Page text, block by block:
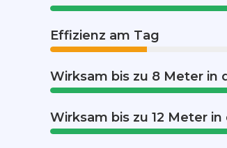
Effizienz am Tag
Wirksam bis zu 8 Meter in
Wirksam bis zu 12 Meter